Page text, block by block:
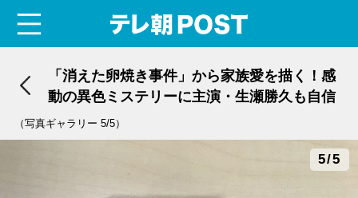
「消えた卵焼き事件」から家族愛を描く！感
動の異色ミステリーに主演・生瀬勝久も自信
（写真ギャラリー 5/5）
5/5